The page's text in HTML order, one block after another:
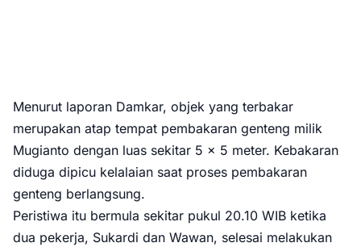
Menurut laporan Damkar, objek yang terbakar
merupakan atap tempat pembakaran genteng milik
Mugianto dengan luas sekitar 5 x 5 meter. Kebakaran
diduga dipicu kelalaian saat proses pembakaran
genteng berlangsung.
Peristiwa itu bermula sekitar pukul 20.10 WIB ketika
dua pekerja, Sukardi dan Wawan, selesai melakukan